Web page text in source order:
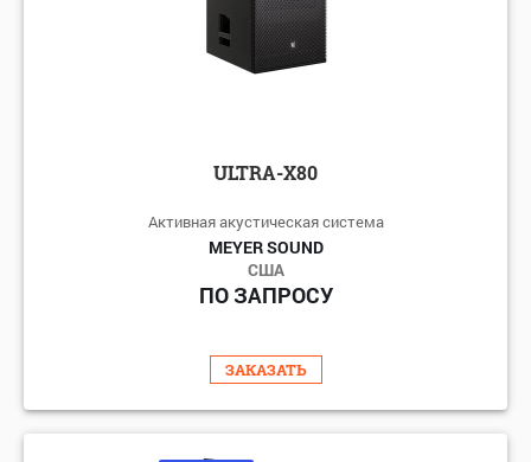
ULTRA-X80
Активная акустическая система
MEYER SOUND
США
ПО ЗАПРОСУ
ЗАКАЗАТЬ